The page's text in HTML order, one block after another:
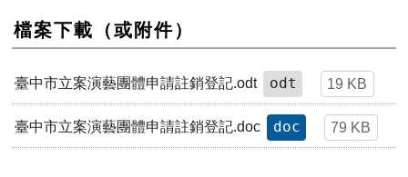
檔案下載（或附件）
臺中市立案演藝團體申請註銷登記.odt odt 19 KB
臺中市立案演藝團體申請註銷登記.doc doc 79 KB